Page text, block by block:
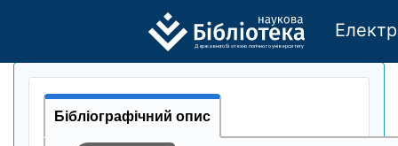
Державного бі отехно логічно го універси тету
Бібліографічний опис